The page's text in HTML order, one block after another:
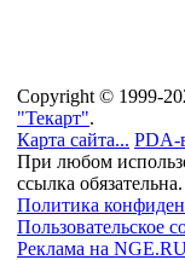
Copyright © 1999-
"Текарт".
Карта сайта... PDA-
При любом
ссылка обязательна.
Политика
Пользовательское
Реклама на